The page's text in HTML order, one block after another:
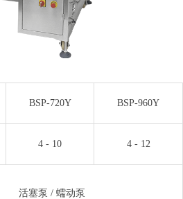
BSP-720Y BSP-960Y
4 - 10 4 - 12
活塞泵 / 蠕动泵